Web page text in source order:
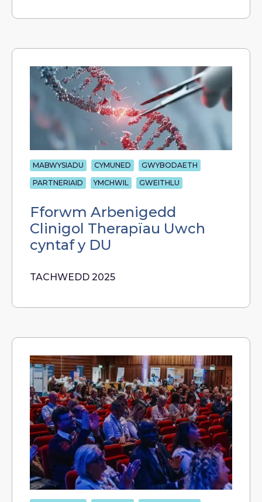
MABWYSIADU CYMUNED
GWYBODAETH
PARTNERIAID
YMCHWIL GWEITHLU
Fforwm Arbenigedd
Clinigol Therapïau Uwch
cyntaf y DU
TACHWEDD 2025